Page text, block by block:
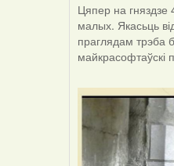
Цяпер на гняздзе
малых. Якасьць
праглядам трэба
майкрасофтаўскі